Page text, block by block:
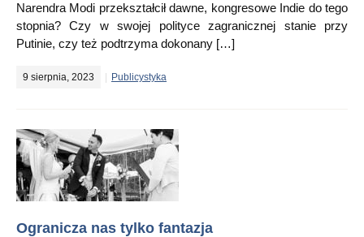
Narendra Modi przekształcił dawne, kongresowe Indie do tego
stopnia? Czy w swojej polityce zagranicznej stanie przy
Putinie, czy też podtrzyma dokonany […]
9 sierpnia, 2023 Publicystyka
Ogranicza nas tylko fantazja